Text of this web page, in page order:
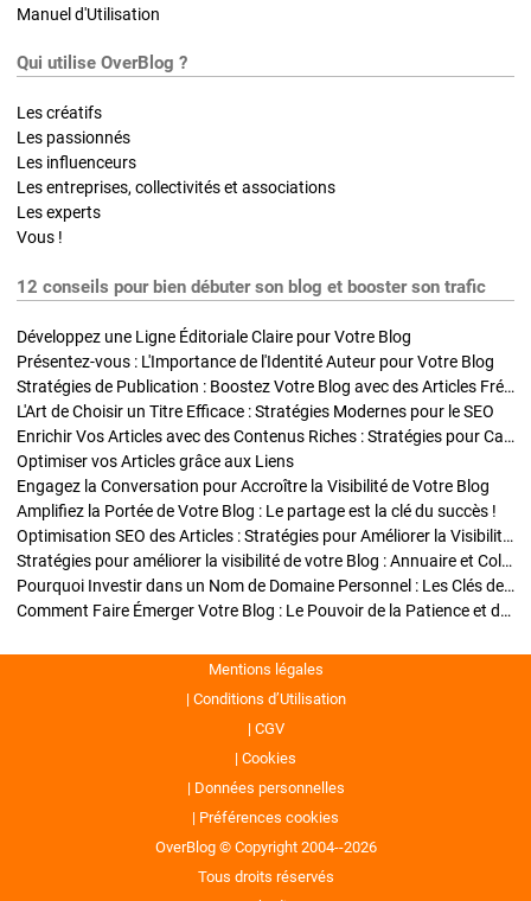
Manuel d'Utilisation
Qui utilise OverBlog ?
Les créatifs
Les passionnés
Les influenceurs
Les entreprises, collectivités et associations
Les experts
Vous !
12 conseils pour bien débuter son blog et booster son trafic
Développez une Ligne Éditoriale Claire pour Votre Blog
Présentez-vous : L'Importance de l'Identité Auteur pour Votre Blog
Stratégies de Publication : Boostez Votre Blog avec des Articles Fréquents et Exclusifs
L'Art de Choisir un Titre Efficace : Stratégies Modernes pour le SEO
Enrichir Vos Articles avec des Contenus Riches : Stratégies pour Captiver et Optimiser
Optimiser vos Articles grâce aux Liens
Engagez la Conversation pour Accroître la Visibilité de Votre Blog
Amplifiez la Portée de Votre Blog : Le partage est la clé du succès !
Optimisation SEO des Articles : Stratégies pour Améliorer la Visibilité de Votre Blog
Stratégies pour améliorer la visibilité de votre Blog : Annuaire et Collaborations
Pourquoi Investir dans un Nom de Domaine Personnel : Les Clés de la Réussite de Votre Blog
Comment Faire Émerger Votre Blog : Le Pouvoir de la Patience et de la Persévérance
Mentions légales
Conditions d’Utilisation
CGV
Cookies
Données personnelles
Préférences cookies
OverBlog © Copyright 2004--2026
Tous droits réservés